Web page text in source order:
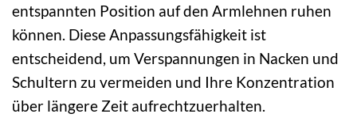
entspannten Position auf den Armlehnen ruhen
können. Diese Anpassungsfähigkeit ist
entscheidend, um Verspannungen in Nacken und
Schultern zu vermeiden und Ihre Konzentration
über längere Zeit aufrechtzuerhalten.